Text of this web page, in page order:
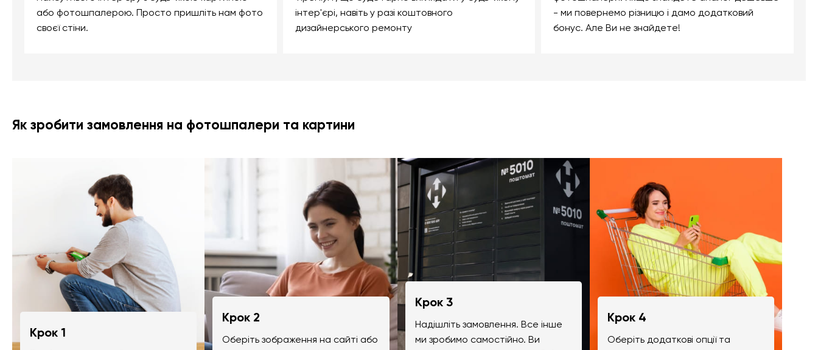
або фотошпалерою. Просто пришліть нам фото
своєї стіни.
інтер'єрі, навіть у разі коштовного
дизайнерського ремонту
- ми повернемо різницю і дамо додатковий
бонус. Але Ви не знайдете!
Як зробити замовлення на фотошпалери та картини
Крок 1
Крок 2
Оберіть зображення на сайті або
Крок 3
Надішліть замовлення. Все інше
ми зробимо самостійно. Ви
Крок 4
Оберіть додаткові опції та